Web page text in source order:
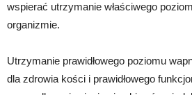
wspierać utrzymanie właściwego
organizmie.
Utrzymanie prawidłowego poziomu
dla zdrowia kości i prawidłowego